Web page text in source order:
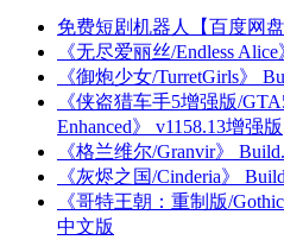
免费短剧机器人【百度网
《无尽爱丽丝/Endless
《御炮少女/TurretGirls》
《侠盗猎车手5增强版/
Enhanced》 v1158.13增强版
《格兰维尔/Granvir》
《灰烬之国/Cinderia》
《哥特王朝：重制版/
中文版